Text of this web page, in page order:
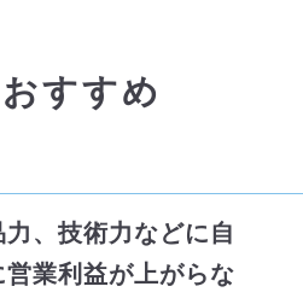
すすめ
、技術力などに自
業利益が上がらな